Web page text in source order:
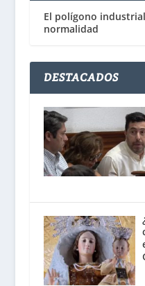
El polígono
normalidad
DESTACADOS